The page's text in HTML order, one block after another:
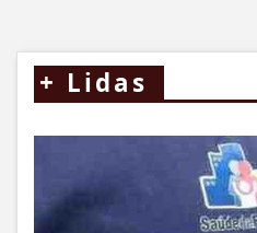
+ Lidas